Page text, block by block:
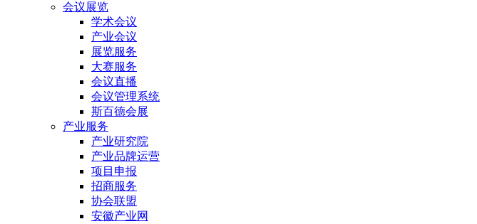
会议展览
学术会议
产业会议
展览服务
大赛服务
会议直播
会议管理系统
斯百德会展
产业服务
产业研究院
产业品牌运营
项目申报
招商服务
协会联盟
安徽产业网